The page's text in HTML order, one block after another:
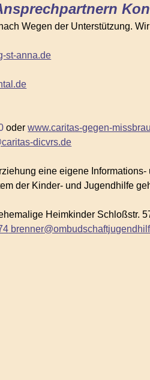
Wegen der Unterstützung.
st-anna.de
oderwww.caritas-gegen-
dicvrs.de
eine eigene
der Kinder- und Jugendhilfe
Heimkinder Schloßstr.